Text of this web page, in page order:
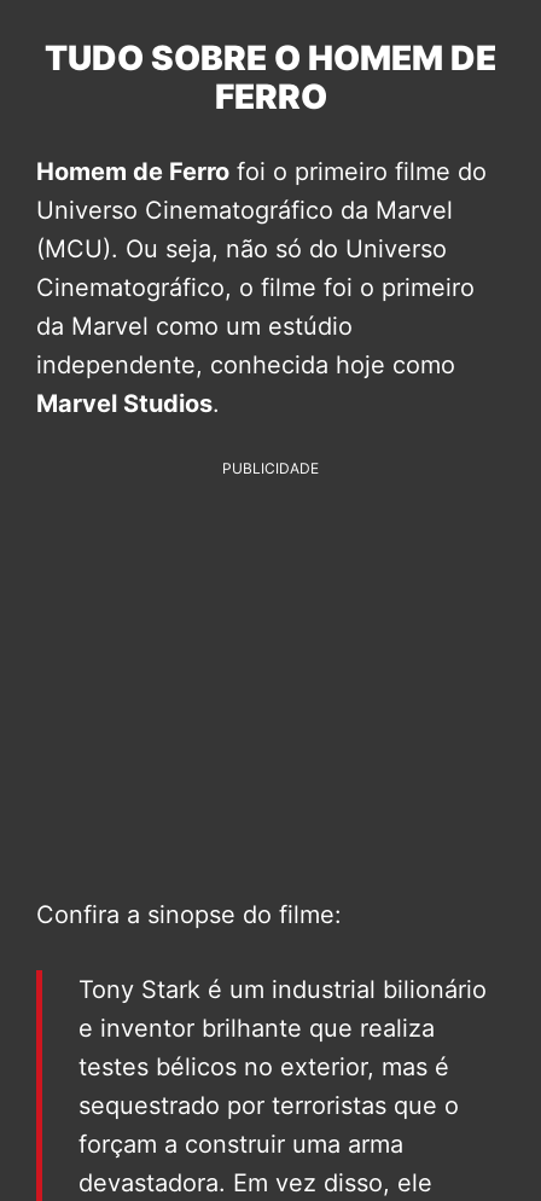
TUDO SOBRE O HOMEM DE
FERRO
Homem de Ferro foi o primeiro filme do
Universo Cinematográfico da Marvel
(MCU). Ou seja, não só do Universo
Cinematográfico, o filme foi o primeiro
da Marvel como um estúdio
independente, conhecida hoje como
Marvel Studios.
PUBLICIDADE
Confira a sinopse do filme:
Tony Stark é um industrial bilionário
e inventor brilhante que realiza
testes bélicos no exterior, mas é
sequestrado por terroristas que o
forçam a construir uma arma
devastadora. Em vez disso, ele